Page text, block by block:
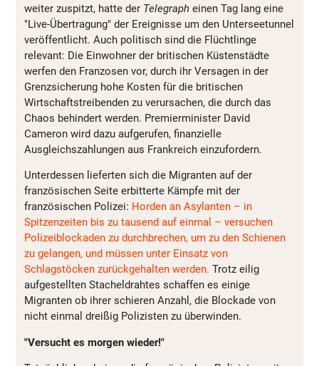
weiter zuspitzt, hatte der Telegraph einen Tag lang eine
"Live-Übertragung" der Ereignisse um den Unterseetunnel
veröffentlicht. Auch politisch sind die Flüchtlinge
relevant: Die Einwohner der britischen Küstenstädte
werfen den Franzosen vor, durch ihr Versagen in der
Grenzsicherung hohe Kosten für die britischen
Wirtschaftstreibenden zu verursachen, die durch das
Chaos behindert werden. Premierminister David
Cameron wird dazu aufgerufen, finanzielle
Ausgleichszahlungen aus Frankreich einzufordern.
Unterdessen lieferten sich die Migranten auf der
französischen Seite erbitterte Kämpfe mit der
französischen Polizei: Horden an Asylanten – in
Spitzenzeiten bis zu tausend auf einmal – versuchen
Polizeiblockaden zu durchbrechen, um zu den Schienen
zu gelangen, und müssen unter Einsatz von
Schlagstöcken zurückgehalten werden. Trotz eilig
aufgestellten Stacheldrahtes schaffen es einige
Migranten ob ihrer schieren Anzahl, die Blockade von
nicht einmal dreißig Polizisten zu überwinden.
"Versucht es morgen wieder!"